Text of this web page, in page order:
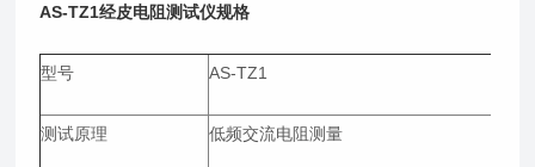
AS-TZ1经皮电阻测试仪规格
型号 AS-TZ1
测试原理 低频交流电阻测量